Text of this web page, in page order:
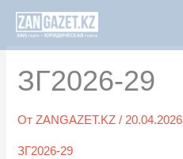
Перейти
содержимому
ЗГ2026-29
ОтZANGAZET.KZ/20.04.2026
ЗГ2026-29